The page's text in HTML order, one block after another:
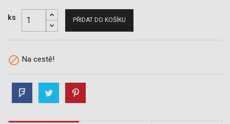
ks PŘIDAT DO KOŠÍKU
 Na cestě!